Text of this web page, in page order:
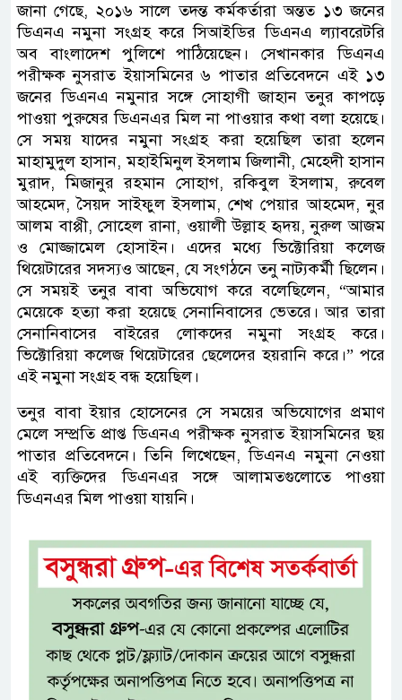
জানা গেছে, ২০১৬ সালে তদন্ত কর্মকর্তারা অন্তত ১৩ জনের
ডিএনএ নমুনা সংগ্রহ করে সিআইডির ডিএনএ ল্যাবরেটরি
অব বাংলাদেশ পুলিশে পাঠিয়েছেন। সেখানকার ডিএনএ
পরীক্ষক নুসরাত ইয়াসমিনের ৬ পাতার প্রতিবেদনে এই ১৩
জনের ডিএনএ নমুনার সঙ্গে সোহাগী জাহান তনুর কাপড়ে
পাওয়া পুরুষের ডিএনএর মিল না পাওয়ার কথা বলা হয়েছে।
সে সময় যাদের নমুনা সংগ্রহ করা হয়েছিল তারা হলেন
মাহামুদুল হাসান, মহাইমিনুল ইসলাম জিলানী, মেহেদী হাসান
মুরাদ, মিজানুর রহমান সোহাগ, রকিবুল ইসলাম, রুবেল
আহমেদ, সৈয়দ সাইফুল ইসলাম, শেখ পেয়ার আহমেদ, নুর
আলম বাপ্পী, সোহেল রানা, ওয়ালী উল্লাহ হৃদয়, নুরুল আজম
ও মোজ্জামেল হোসাইন। এদের মধ্যে ভিক্টোরিয়া কলেজ
থিয়েটারের সদস্যও আছেন, যে সংগঠনে তনু নাট্যকর্মী ছিলেন।
সে সময়ই তনুর বাবা অভিযোগ করে বলেছিলেন, “আমার
মেয়েকে হত্যা করা হয়েছে সেনানিবাসের ভেতরে। আর তারা
সেনানিবাসের বাইরের লোকদের নমুনা সংগ্রহ করে।
ভিক্টোরিয়া কলেজ থিয়েটারের ছেলেদের হয়রানি করে।” পরে
এই নমুনা সংগ্রহ বন্ধ হয়েছিল।
তনুর বাবা ইয়ার হোসেনের সে সময়ের অভিযোগের প্রমাণ
মেলে সম্প্রতি প্রাপ্ত ডিএনএ পরীক্ষক নুসরাত ইয়াসমিনের ছয়
পাতার প্রতিবেদনে। তিনি লিখেছেন, ডিএনএ নমুনা নেওয়া
এই ব্যক্তিদের ডিএনএর সঙ্গে আলামতগুলোতে পাওয়া
ডিএনএর মিল পাওয়া যায়নি।